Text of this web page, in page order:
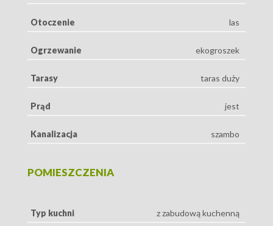
Otoczenie las
Ogrzewanie ekogroszek
Tarasy taras duży
Prąd jest
Kanalizacja szambo
POMIESZCZENIA
Typ kuchni z zabudową kuchenną